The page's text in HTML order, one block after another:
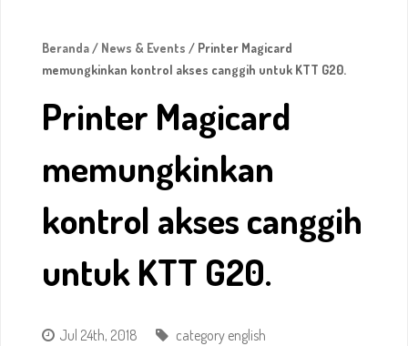
Beranda/ News & Events / Printer Magicard
memungkinkan kontrol akses canggih untuk KTT G20.
Printer Magicard
memungkinkan
kontrol akses canggih
untuk KTT G20.
Jul 24th, 2018 category english